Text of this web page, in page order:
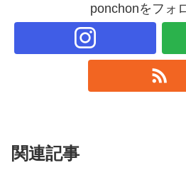
ponchonをフォ
関連記事